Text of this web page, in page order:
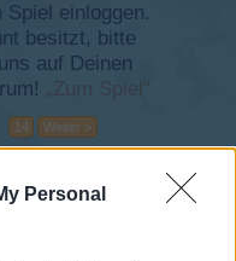
Personal
einloggen.
besitzt, bitte
auf Deinen
„Zum Spiel“
14 Weiter >
Letzter Beitrag ↓